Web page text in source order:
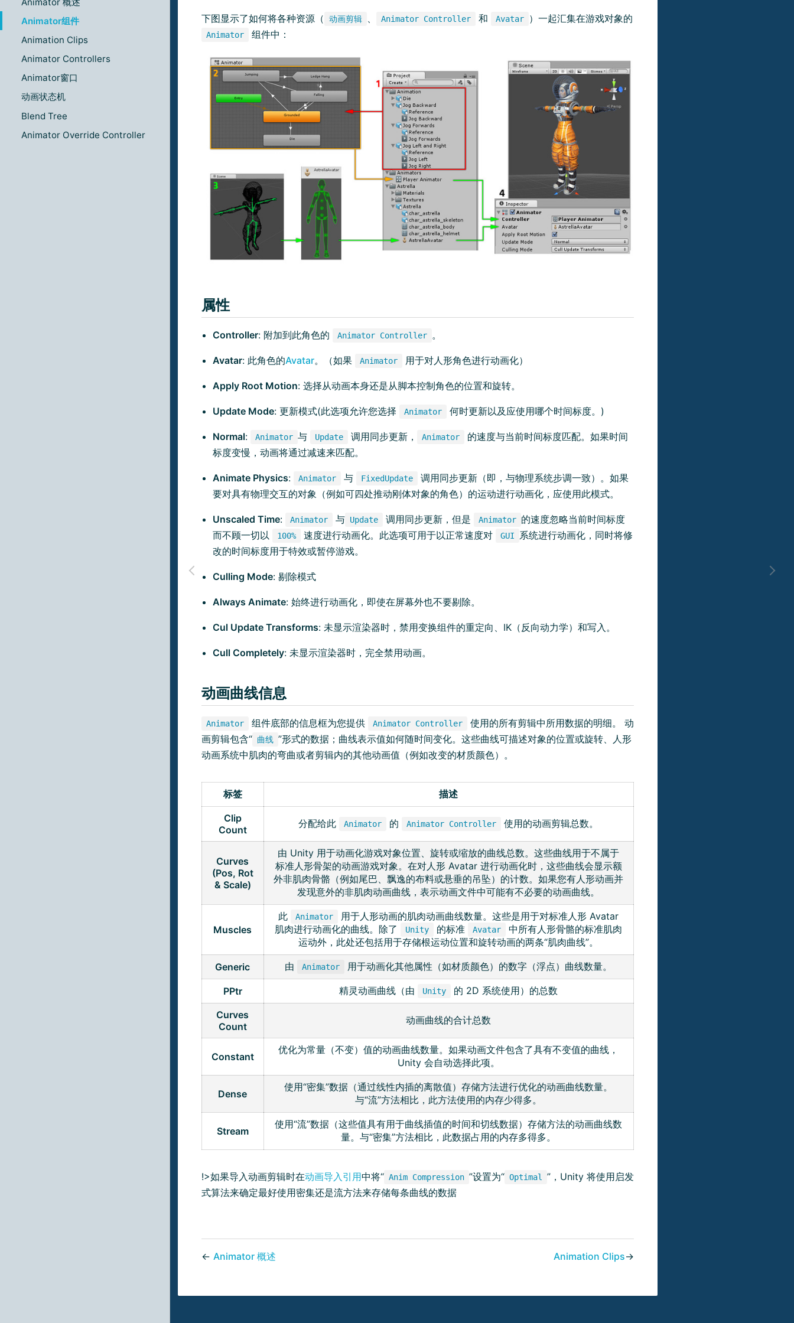
Animator组件
Animation Clips
Animator Controllers
Animator窗口
动画状态机
Blend Tree
Animator Override Controller
下图显示了如何将各种资源（ 动画剪辑 、 Animator Controller 和 Avatar ）一起汇集在游戏对象的
Animator 组件中：
属性
Controller: 附加到此角色的 Animator Controller 。
Avatar: 此角色的Avatar。（如果 Animator 用于对人形角色进行动画化）
Apply Root Motion: 选择从动画本身还是从脚本控制角色的位置和旋转。
Update Mode: 更新模式(此选项允许您选择 Animator 何时更新以及应使用哪个时间标度。)
Normal: Animator 与 Update 调用同步更新， Animator
的速度与当前时间标度匹配。如果时间
标度变慢，动画将通过减速来匹配。
Animate Physics: Animator 与 FixedUpdate
调用同步更新（即，与物理系统步调一致）。如果
要对具有物理交互的对象（例如可四处推动刚体对象的角色）的运动进行动画化，应使用此模式。
Unscaled Time: Animator 与 Update 调用同步更新，但是 Animator 的速度忽略当前时间标度
而不顾一切以
100% 速度进行动画化。此选项可用于以正常速度对 GUI
系统进行动画化，同时将修
改的时间标度用于特效或暂停游戏。
Culling Mode: 剔除模式
Always Animate: 始终进行动画化，即使在屏幕外也不要剔除。
Cul Update Transforms: 未显示渲染器时，禁用变换组件的重定向、IK（反向动力学）和写入。
Cull Completely: 未显示渲染器时，完全禁用动画。
动画曲线信息
Animator 组件底部的信息框为您提供 Animator Controller
使用的所有剪辑中所用数据的明细。 动
画剪辑包含“ 曲线 ”形式的数据；曲线表示值如何随时间变化。这些曲线可描述对象的位置或旋转、人形
动画系统中肌肉的弯曲或者剪辑内的其他动画值（例如改变的材质颜色）。
标签 描述
Clip
Count
分配给此 Animator 的 Animator Controller 使用的动画剪辑总数。
Curves
(Pos, Rot
& Scale)
由 Unity 用于动画化游戏对象位置、旋转或缩放的曲线总数。这些曲线用于不属于
标准人形骨架的动画游戏对象。在对人形 Avatar 进行动画化时，这些曲线会显示额
外非肌肉骨骼（例如尾巴、飘逸的布料或悬垂的吊坠）的计数。如果您有人形动画并
发现意外的非肌肉动画曲线，表示动画文件中可能有不必要的动画曲线。
Muscles
此 Animator
用于人形动画的肌肉动画曲线数量。这些是用于对标准人形 Avatar
肌肉进行动画化的曲线。除了
Unity 的标准 Avatar
中所有人形骨骼的标准肌肉
运动外，此处还包括用于存储根运动位置和旋转动画的两条“肌肉曲线”。
Generic 由 Animator 用于动画化其他属性（如材质颜色）的数字（浮点）曲线数量。
PPtr 精灵动画曲线（由 Unity 的 2D 系统使用）的总数
Curves
Count
动画曲线的合计总数
Constant
优化为常量（不变）值的动画曲线数量。如果动画文件包含了具有不变值的曲线，
Unity 会自动选择此项。
Dense
使用“密集”数据（通过线性内插的离散值）存储方法进行优化的动画曲线数量。
与“流”方法相比，此方法使用的内存少得多。
Stream
使用“流”数据（这些值具有用于曲线插值的时间和切线数据）存储方法的动画曲线数
量。与“密集”方法相比，此数据占用的内存多得多。
!>如果导入动画剪辑时在动画导入引用中将“ Anim Compression ”设置为“ Optimal
”，Unity 将使用启发
式算法来确定最好使用密集还是流方法来存储每条曲线的数据
← Animator 概述 Animation Clips→